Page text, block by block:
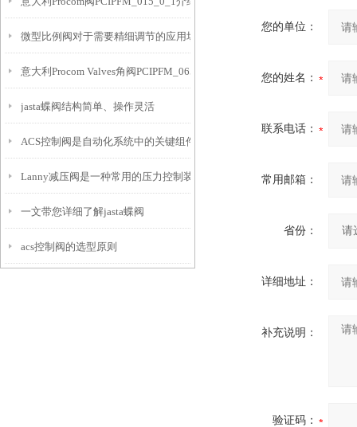
微型比例阀对于需要精细调节的应用场景非常重要
意大利Procom Valves角阀PCIPFM_065_3_1介绍
jasta蝶阀结构简单、操作灵活
ACS控制阀是自动化系统中的关键组件
Lanny减压阀是一种常用的压力控制装置
一文带您详细了解jasta蝶阀
acs控制阀的选型原则
您的单位：
您的姓名：
联系电话：
常用邮箱：
省份：
详细地址：
补充说明：
验证码：